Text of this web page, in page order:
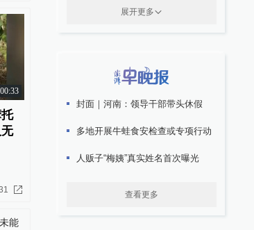
00:33
展开更多
封面｜河南：领导干部带头休假
多地开展牛蛙食安检查或专项行动
人贩子“梅姨”真实姓名首次曝光
查看更多